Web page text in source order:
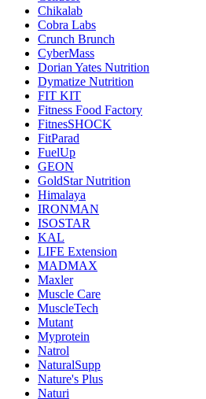
Chikalab
Cobra Labs
Crunch Brunch
CyberMass
Dorian Yates Nutrition
Dymatize Nutrition
FIT KIT
Fitness Food Factory
FitnesSHOCK
FitParad
FuelUp
GEON
GoldStar Nutrition
Himalaya
IRONMAN
ISOSTAR
KAL
LIFE Extension
MADMAX
Maxler
Muscle Care
MuscleTech
Mutant
Myprotein
Natrol
NaturalSupp
Nature's Plus
Naturi